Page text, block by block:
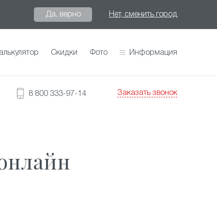
Да, верно Нет, сменить город
Скидки Фото Информация
8 800 333-97-14 Заказать звонок